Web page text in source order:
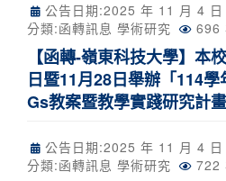
公告日期:2025 年 11 月 4 日
分類:函轉訊息 學術研究 696
【函轉-嶺東科技大學】本
日暨11月28日舉辦「114
Gs教案暨教學實踐研究計
公告日期:2025 年 11 月 4 日
分類:函轉訊息 學術研究 722